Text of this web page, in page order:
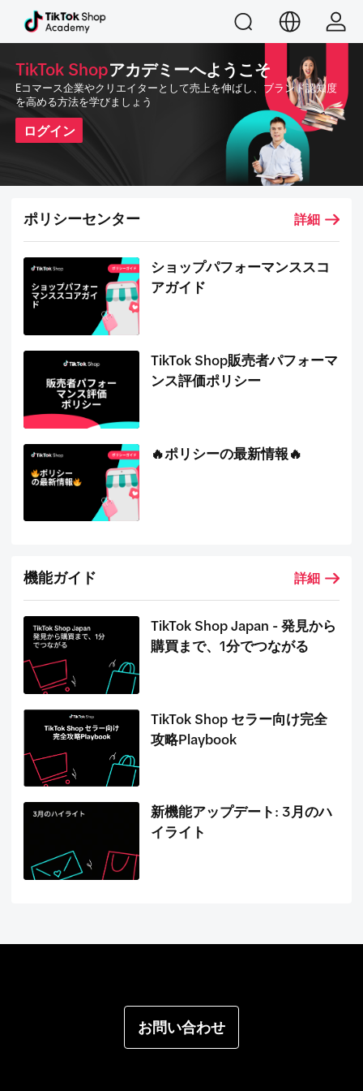
TikTok Shopアカデミーへようこそ
Eコマース企業やクリエイターとして売上を伸ばし、ブランド認知度
を高める方法を学びましょう
ログイン
ポリシーセンター 詳細
ショップパフォーマンススコ
アガイド
TikTok Shop販売者パフォーマ
ンス評価ポリシー
🔥ポリシーの最新情報🔥
機能ガイド 詳細
TikTok Shop Japan - 発見から
購買まで、1分でつながる
TikTok Shop セラー向け完全
攻略Playbook
新機能アップデート: 3月のハ
イライト
お問い合わせ